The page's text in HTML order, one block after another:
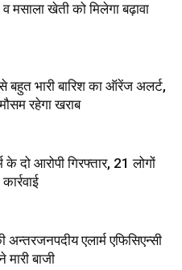
व मसाला खेती को मिलेगा बढ़ावा
से बहुत भारी बारिश का ऑरेंज अलर्ट,
रहेगा खराब
के दो आरोपी गिरफ्तार, 21 लोगों
अन्तरजनपदीय एलार्म एफिसिएन्सी
मारी बाजी